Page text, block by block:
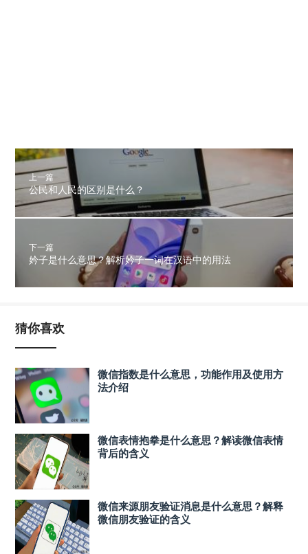
上一篇
公民和人民的区别是什么？
下一篇
妗子是什么意思？解析妗子一词在汉语中的用法
猜你喜欢
微信指数是什么意思，功能作用及使用方
法介绍
微信表情抱拳是什么意思？解读微信表情
背后的含义
微信来源朋友验证消息是什么意思？解释
微信朋友验证的含义